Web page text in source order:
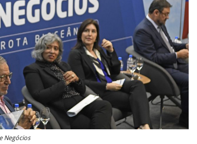
Negócios